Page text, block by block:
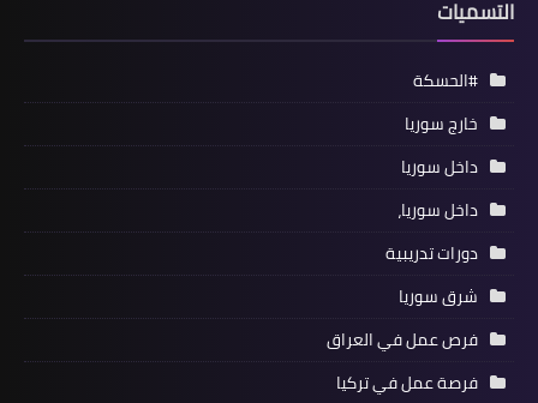
التسميات
#الحسكة
خارج سوريا
داخل سوريا
داخل سوريا،
دورات تدريبية
شرق سوريا
فرص عمل في العراق
فرصة عمل في تركيا